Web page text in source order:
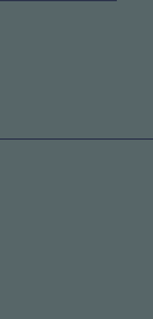
实证评估
为一名